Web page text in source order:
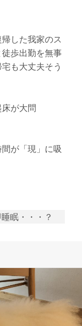
した我家のス
歩出勤を無事
も大丈夫そう
が大問
が「現」に吸
眠・・・？